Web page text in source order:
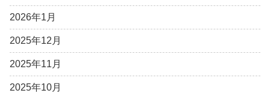
2026年1月
2025年12月
2025年11月
2025年10月